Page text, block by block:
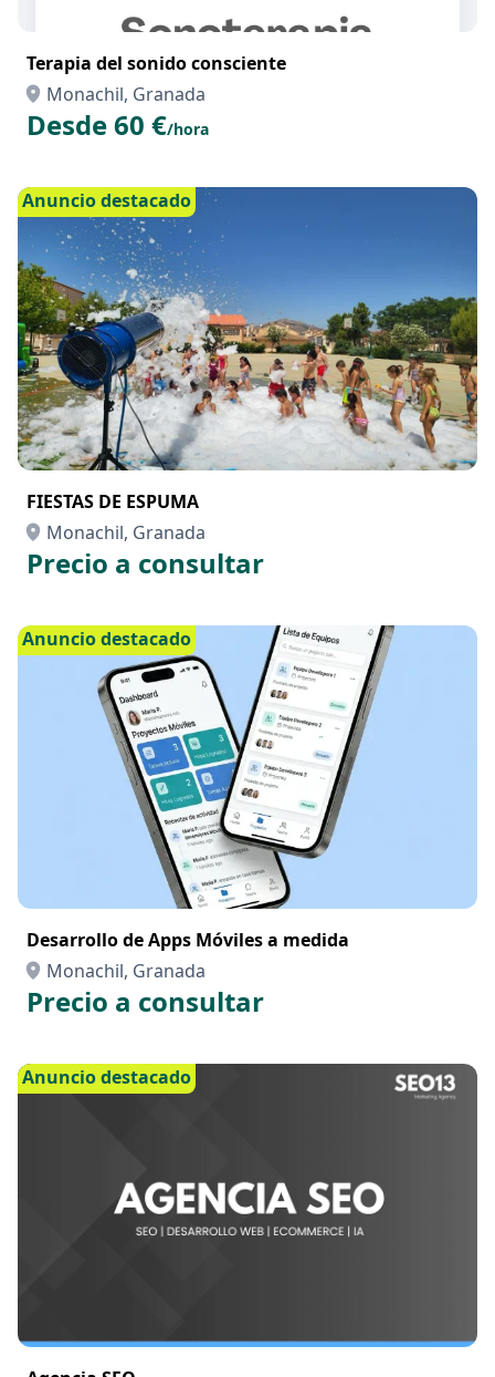
Terapia del sonido consciente
Monachil, Granada
Desde 60 €/hora
Anuncio destacado
FIESTAS DE ESPUMA
Monachil, Granada
Precio a consultar
Anuncio destacado
Desarrollo de Apps Móviles a medida
Monachil, Granada
Precio a consultar
Anuncio destacado